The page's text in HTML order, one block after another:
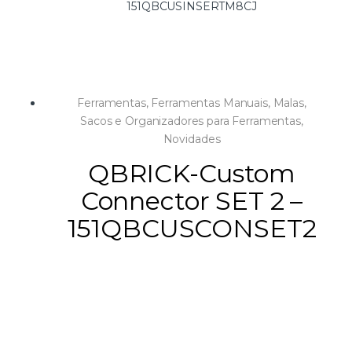
151QBCUSINSERTM8CJ
Ferramentas, Ferramentas Manuais, Malas,
Sacos e Organizadores para Ferramentas,
Novidades
QBRICK-Custom
Connector SET 2 –
151QBCUSCONSET2